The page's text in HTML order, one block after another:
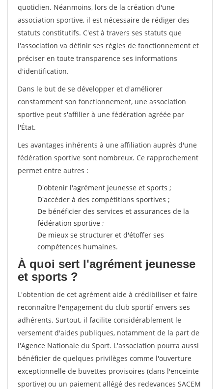
quotidien. Néanmoins, lors de la création d'une
association sportive, il est nécessaire de rédiger des
statuts constitutifs. C'est à travers ses statuts que
l'association va définir ses règles de fonctionnement et
préciser en toute transparence ses informations
d'identification.
Dans le but de se développer et d'améliorer
constamment son fonctionnement, une association
sportive peut s'affilier à une fédération agréée par
l'État.
Les avantages inhérents à une affiliation auprès d'une
fédération sportive sont nombreux. Ce rapprochement
permet entre autres :
D'obtenir l'agrément jeunesse et sports ;
D'accéder à des compétitions sportives ;
De bénéficier des services et assurances de la
fédération sportive ;
De mieux se structurer et d'étoffer ses
compétences humaines.
À quoi sert l'agrément jeunesse
et sports ?
L'obtention de cet agrément aide à crédibiliser et faire
reconnaître l'engagement du club sportif envers ses
adhérents. Surtout, il facilite considérablement le
versement d'aides publiques, notamment de la part de
l'Agence Nationale du Sport. L'association pourra aussi
bénéficier de quelques privilèges comme l'ouverture
exceptionnelle de buvettes provisoires (dans l'enceinte
sportive) ou un paiement allégé des redevances SACEM